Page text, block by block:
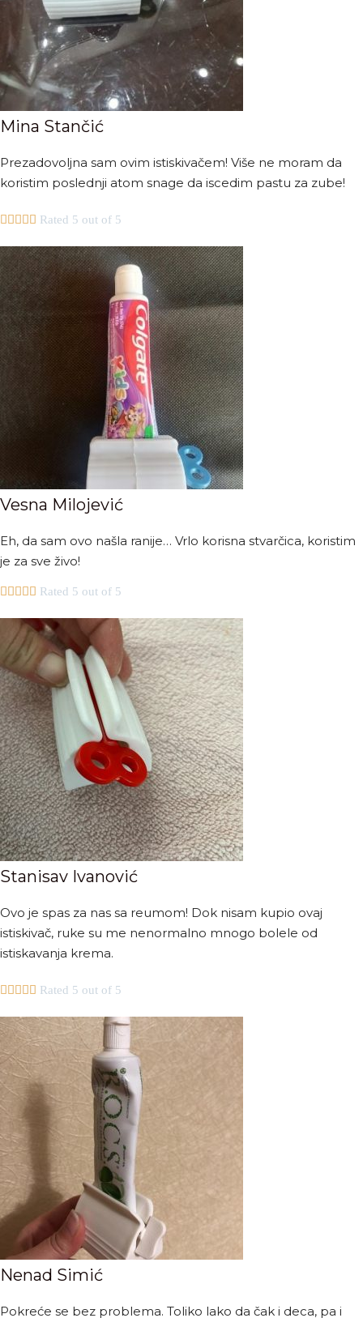
Mina Stančić
Prezadovoljna sam ovim istiskivačem! Više ne moram da
koristim poslednji atom snage da iscedim pastu za zube!
     Rated 5 out of 5
Vesna Milojević
Eh, da sam ovo našla ranije… Vrlo korisna stvarčica, koristim
je za sve živo!
     Rated 5 out of 5
Stanisav Ivanović
Ovo je spas za nas sa reumom! Dok nisam kupio ovaj
istiskivač, ruke su me nenormalno mnogo bolele od
istiskavanja krema.
     Rated 5 out of 5
Nenad Simić
Pokreće se bez problema. Toliko lako da čak i deca, pa i